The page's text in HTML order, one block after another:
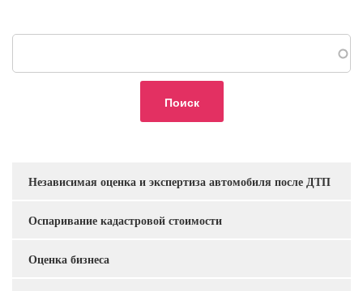
Услуги
Независимая оценка и экспертиза автомобиля после ДТП
Оспаривание кадастровой стоимости
Оценка бизнеса